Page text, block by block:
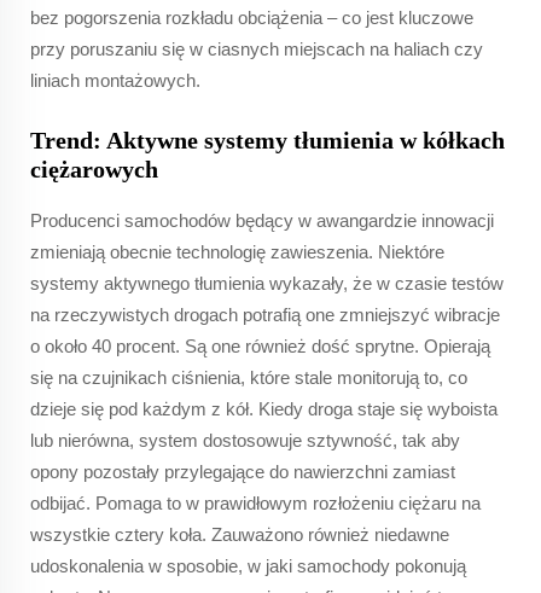
bez pogorszenia rozkładu obciążenia – co jest kluczowe
przy poruszaniu się w ciasnych miejscach na haliach czy
liniach montażowych.
Trend: Aktywne systemy tłumienia w kółkach
ciężarowych
Producenci samochodów będący w awangardzie innowacji
zmieniają obecnie technologię zawieszenia. Niektóre
systemy aktywnego tłumienia wykazały, że w czasie testów
na rzeczywistych drogach potrafią one zmniejszyć wibracje
o około 40 procent. Są one również dość sprytne. Opierają
się na czujnikach ciśnienia, które stale monitorują to, co
dzieje się pod każdym z kół. Kiedy droga staje się wyboista
lub nierówna, system dostosowuje sztywność, tak aby
opony pozostały przylegające do nawierzchni zamiast
odbijać. Pomaga to w prawidłowym rozłożeniu ciężaru na
wszystkie cztery koła. Zauważono również niedawne
udoskonalenia w sposobie, w jaki samochody pokonują